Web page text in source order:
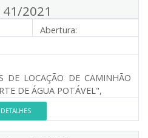
2021
Abertura:
DE LOCAÇÃO DE CAMINHÃO
DE ÁGUA POTÁVEL",
DETALHES